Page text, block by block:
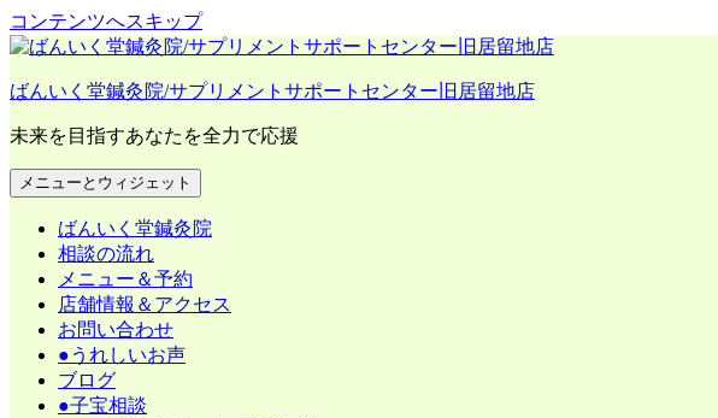
コンテンツへスキップ
ばんいく堂鍼灸院/サプリメントサポートセンター旧居留地店
未来を目指すあなたを全力で応援
メニューとウィジェット
ばんいく堂鍼灸院
相談の流れ
メニュー＆予約
店舗情報＆アクセス
お問い合わせ
●うれしいお声
ブログ
●子宝相談